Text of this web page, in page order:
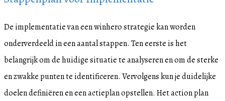
De implementatie van een winhero strategie kan worden
onderverdeeld in een aantal stappen. Ten eerste is het
belangrijk om de huidige situatie te analyseren en om de sterke
en zwakke punten te identificeren. Vervolgens kun je duidelijke
doelen definiëren en een actieplan opstellen. Het action plan